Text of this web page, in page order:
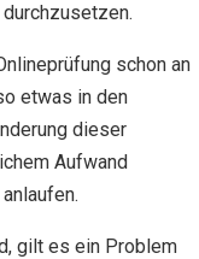
schon an
etwas in den
dieser
Aufwand
gilt es ein Problem